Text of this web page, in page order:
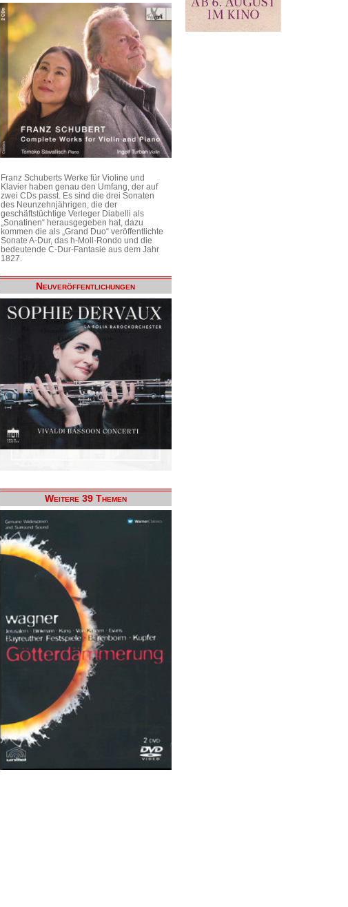
Franz Schuberts Werke für Violine und
Klavier haben genau den Umfang, der auf
zwei CDs passt. Es sind die drei Sonaten
des Neunzehnjährigen, die der
geschäftstüchtige Verleger Diabelli als
„Sonatinen“ herausgegeben hat, dazu
kommen die als „Grand Duo“ veröffentlichte
Sonate A-Dur, das h-Moll-Rondo und die
bedeutende C-Dur-Fantasie aus dem Jahr
1827.
Neuveröffentlichungen
Weitere 39 Themen